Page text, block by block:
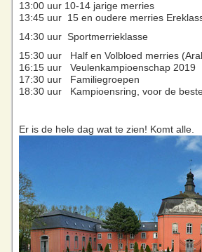
13:00 uur 10-14 jarige merries
13:45 uur 15 en oudere merries
14:30 uur Sportmerrieklasse
15:30 uur Half en Volbloed merries
16:15 uur Veulenkampioenschap 2019
17:30 uur Familiegroepen
18:30 uur Kampioensring, voor de
Er is de hele dag wat te zien! Komt alle.